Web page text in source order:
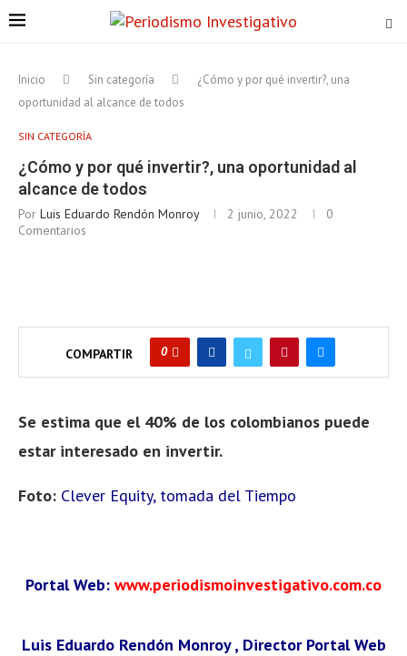
Inicio Sin categoría
¿Cómo y por qué invertir?, una
oportunidad al alcance de todos
SIN CATEGORÍA
¿Cómo y por qué invertir?, una oportunidad al
alcance de todos
Por Luis Eduardo Rendón Monroy 2 junio, 2022
0
Comentarios
COMPARTIR 0
Se estima que el 40% de los colombianos puede
estar interesado en invertir.
Foto: Clever Equity, tomada del Tiempo
Portal Web: www.periodismoinvestigativo.com.co
Luis Eduardo Rendón Monroy , Director Portal Web